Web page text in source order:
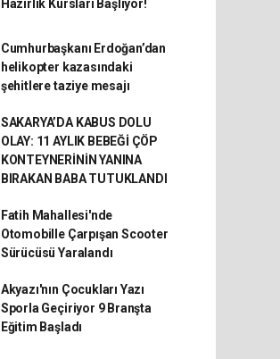
Hazırlık Kursları Başlıyor!
Cumhurbaşkanı Erdoğan’dan
helikopter kazasındaki
şehitlere taziye mesajı
SAKARYA’DA KABUS DOLU
OLAY: 11 AYLIK BEBEĞİ ÇÖP
KONTEYNERİNİN YANINA
BIRAKAN BABA TUTUKLANDI
Fatih Mahallesi'nde
Otomobille Çarpışan Scooter
Sürücüsü Yaralandı
Akyazı'nın Çocukları Yazı
Sporla Geçiriyor 9 Branşta
Eğitim Başladı